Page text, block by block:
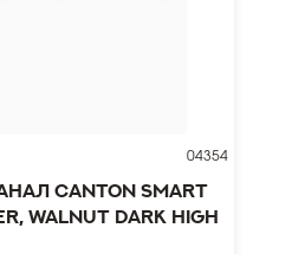
04354
Canton Smart
walnut dark high